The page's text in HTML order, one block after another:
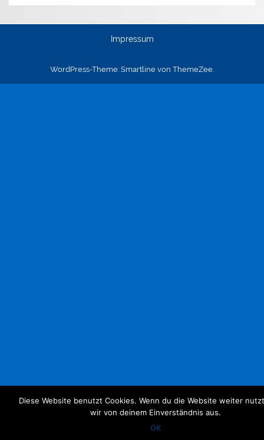
Impressum
WordPress-Theme: Smartline von ThemeZee.
Diese Website benutzt Cookies. Wenn du die Website weiter
wir von deinem Einverständnis aus.
OK